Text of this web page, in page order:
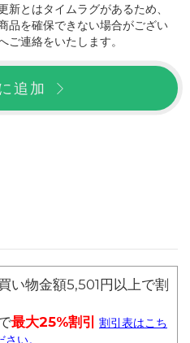
とはタイムラグがあるため、
品を確保できない場合がござい
ご連絡をいたします。
追加
い物金額5,501円以上で割
最大25%割引
割引表はこち
い。